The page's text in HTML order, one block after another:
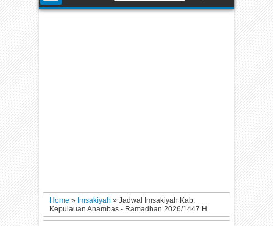
Home» Imsakiyah»Jadwal Imsakiyah Kab.
Kepulauan Anambas - Ramadhan 2026/1447 H